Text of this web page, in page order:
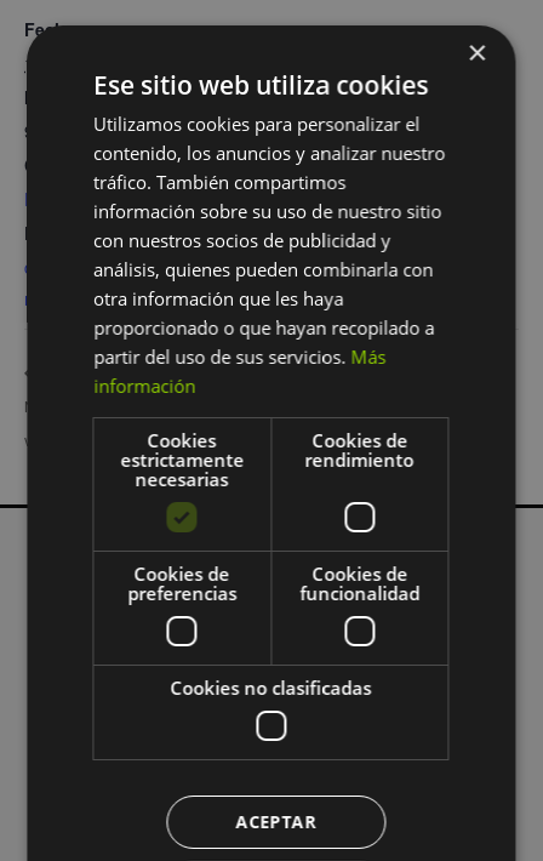
Fecha:
10 mayo 2019
Hora:
9:00 am - 1:00 pm
Categoría de Evento:
Evento
Etiquetas del Evento:
carrera
colegio torrevilano ,cross,ensanche de vallecas
madrid
torrevilano
Esta vez Fnac nos lleva al Centro Comercial Plaza
Norte 2 con nuestro taller «Once Upon a Time». ¿Te lo
vas a perder?
Emma’s
Emma’s, al servicio de la enseñanza y la
×
Ese sitio web utiliza cookies
Utilizamos cookies para personalizar el
contenido, los anuncios y analizar nuestro
tráfico. También compartimos
información sobre su uso de nuestro sitio
con nuestros socios de publicidad y
análisis, quienes pueden combinarla con
otra información que les haya
proporcionado o que hayan recopilado a
partir del uso de sus servicios. Más
información
Cookies
estrictamente
necesarias
Cookies de
rendimiento
Cookies de
preferencias
Cookies de
funcionalidad
Cookies no clasificadas
ACEPTAR